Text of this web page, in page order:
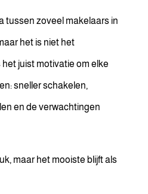
tussen zoveel makelaars in
het is niet het
juist motivatie om elke
sneller schakelen,
en de verwachtingen
maar het mooiste blijft als